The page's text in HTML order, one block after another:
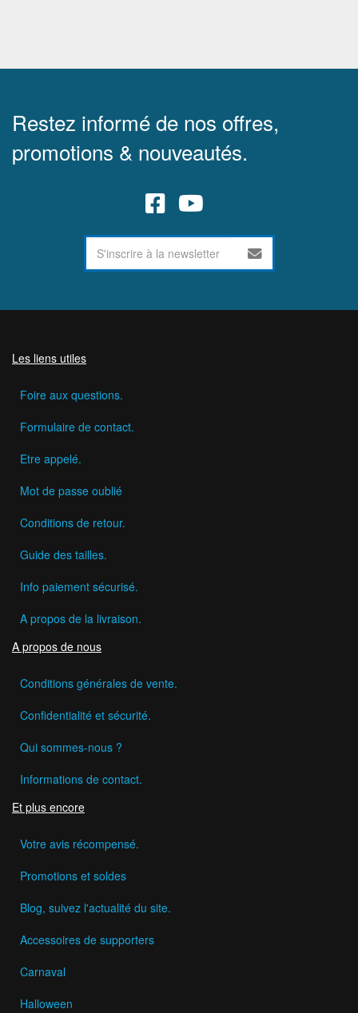
Restez informé de nos offres,
promotions & nouveautés.
Les liens utiles
Foire aux questions.
Formulaire de contact.
Etre appelé.
Mot de passe oublié
Conditions de retour.
Guide des tailles.
Info paiement sécurisé.
A propos de la livraison.
A propos de nous
Conditions générales de vente.
Confidentialité et sécurité.
Qui sommes-nous ?
Informations de contact.
Et plus encore
Votre avis récompensé.
Promotions et soldes
Blog, suivez l'actualité du site.
Accessoires de supporters
Carnaval
Halloween